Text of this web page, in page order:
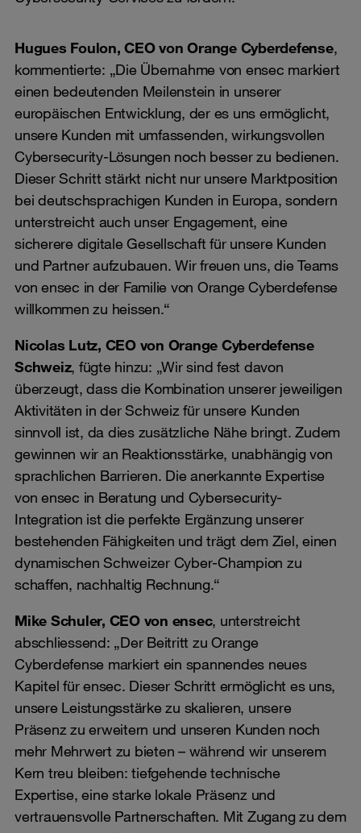
Hugues Foulon, CEO von Orange Cyberdefense,
kommentierte: „Die Übernahme von ensec markiert
einen bedeutenden Meilenstein in unserer
europäischen Entwicklung, der es uns ermöglicht,
unsere Kunden mit umfassenden, wirkungsvollen
Cybersecurity-Lösungen noch besser zu bedienen.
Dieser Schritt stärkt nicht nur unsere Marktposition
bei deutschsprachigen Kunden in Europa, sondern
unterstreicht auch unser Engagement, eine
sicherere digitale Gesellschaft für unsere Kunden
und Partner aufzubauen. Wir freuen uns, die Teams
von ensec in der Familie von Orange Cyberdefense
willkommen zu heissen.“
Nicolas Lutz, CEO von Orange Cyberdefense
Schweiz, fügte hinzu: „Wir sind fest davon
überzeugt, dass die Kombination unserer jeweiligen
Aktivitäten in der Schweiz für unsere Kunden
sinnvoll ist, da dies zusätzliche Nähe bringt. Zudem
gewinnen wir an Reaktionsstärke, unabhängig von
sprachlichen Barrieren. Die anerkannte Expertise
von ensec in Beratung und Cybersecurity-
Integration ist die perfekte Ergänzung unserer
bestehenden Fähigkeiten und trägt dem Ziel, einen
dynamischen Schweizer Cyber-Champion zu
schaffen, nachhaltig Rechnung.“
Mike Schuler, CEO von ensec, unterstreicht
abschliessend: „Der Beitritt zu Orange
Cyberdefense markiert ein spannendes neues
Kapitel für ensec. Dieser Schritt ermöglicht es uns,
unsere Leistungsstärke zu skalieren, unsere
Präsenz zu erweitern und unseren Kunden noch
mehr Mehrwert zu bieten – während wir unserem
Kern treu bleiben: tiefgehende technische
Expertise, eine starke lokale Präsenz und
vertrauensvolle Partnerschaften. Mit Zugang zu dem